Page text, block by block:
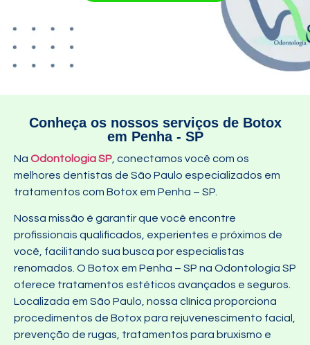
Conheça os nossos serviços de Botox
em Penha - SP
Na Odontologia SP , conectamos você com os
melhores dentistas de São Paulo especializados em
tratamentos com Botox em Penha – SP.
Nossa missão é garantir que você encontre
profissionais qualificados, experientes e próximos de
você, facilitando sua busca por especialistas
renomados. O Botox em Penha – SP na Odontologia SP
oferece tratamentos estéticos avançados e seguros.
Localizada em São Paulo, nossa clínica proporciona
procedimentos de Botox para rejuvenescimento facial,
prevenção de rugas, tratamentos para bruxismo e